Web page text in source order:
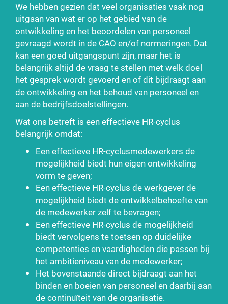
We hebben gezien dat veel organisaties vaak nog
uitgaan van wat er op het gebied van de
ontwikkeling en het beoordelen van personeel
gevraagd wordt in de CAO en/of normeringen. Dat
kan een goed uitgangspunt zijn, maar het is
belangrijk altijd de vraag te stellen met welk doel
het gesprek wordt gevoerd en of dit bijdraagt aan
de ontwikkeling en het behoud van personeel en
aan de bedrijfsdoelstellingen.
Wat ons betreft is een effectieve HR-cyclus
belangrijk omdat:
Een effectieve HR-cyclusmedewerkers de
mogelijkheid biedt hun eigen ontwikkeling
vorm te geven;
Een effectieve HR-cyclus de werkgever de
mogelijkheid biedt de ontwikkelbehoefte van
de medewerker zelf te bevragen;
Een effectieve HR-cyclus de mogelijkheid
biedt vervolgens te toetsen op duidelijke
competenties en vaardigheden die passen bij
het ambitieniveau van de medewerker;
Het bovenstaande direct bijdraagt aan het
binden en boeien van personeel en daarbij aan
de continuïteit van de organisatie.